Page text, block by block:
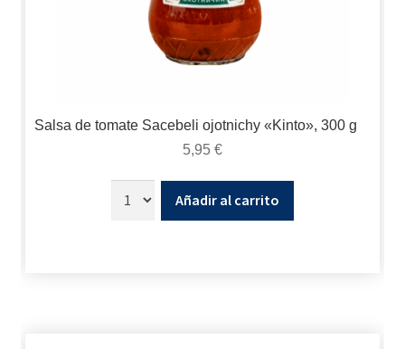
Salsa de tomate Sacebeli ojotnichy «Kinto», 300 g
5,95 €
Añadir al carrito